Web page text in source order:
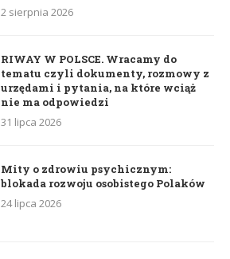
2 sierpnia 2026
RIWAY W POLSCE. Wracamy do
tematu czyli dokumenty, rozmowy z
urzędami i pytania, na które wciąż
nie ma odpowiedzi
31 lipca 2026
Mity o zdrowiu psychicznym:
blokada rozwoju osobistego Polaków
24 lipca 2026